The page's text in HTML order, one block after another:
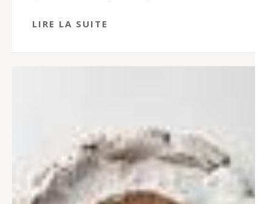
LIRE LA SUITE